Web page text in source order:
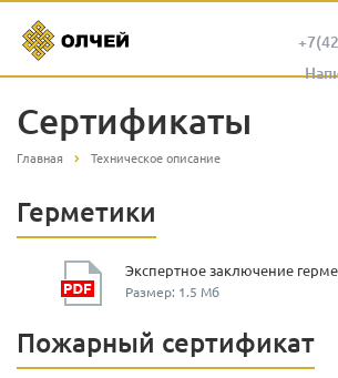
Сертификаты
Главная Техническое описание
Герметики
Экспертное заключение
Размер: 1.5 Мб
Пожарный сертификат